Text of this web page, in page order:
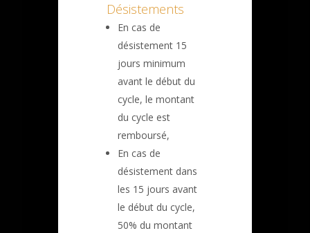
Désistements
En cas de
désistement 15
jours minimum
avant le début du
cycle, le montant
du cycle est
remboursé,
En cas de
désistement dans
les 15 jours avant
le début du cycle,
50% du montant